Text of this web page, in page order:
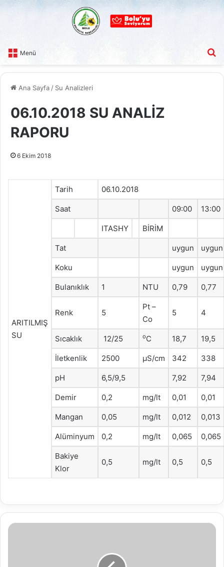
Menü
Ana Sayfa / Su Analizleri
06.10.2018 SU ANALİZ
RAPORU
6 Ekim 2018
ARITILMIŞ
SU
Tarih 06.10.2018
Saat 09:00 13:00
ITASHY BİRİM
Tat uygun uygun
Koku uygun uygun
Bulanıklık 1 NTU 0,79 0,77
Renk 5
Pt –
Co
5 4
Sıcaklık 12/25 oC 18,7 19,5
İletkenlik 2500 μS/cm 342 338
pH 6,5/9,5 7,92 7,94
Demir 0,2 mg/lt 0,01 0,01
Mangan 0,05 mg/lt 0,012 0,013
Alüminyum 0,2 mg/lt 0,065 0,065
Bakiye
Klor
0,5 mg/lt 0,5 0,5
06.10.2018